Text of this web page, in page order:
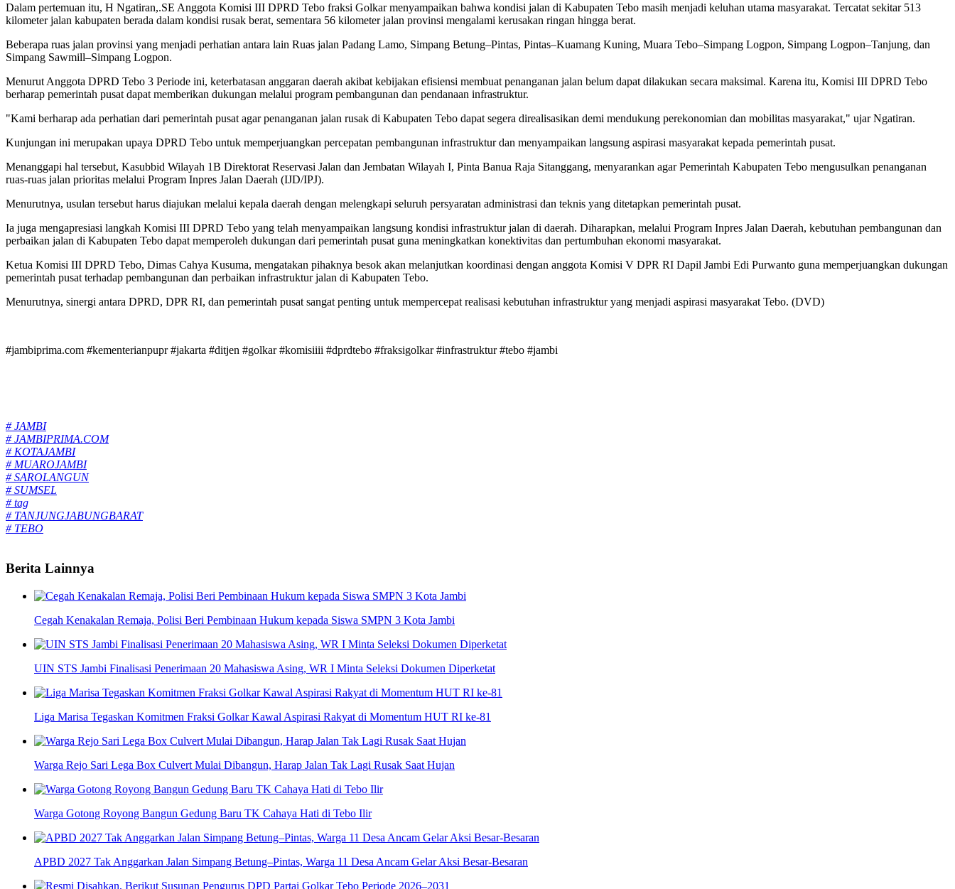
Dalam pertemuan itu, H Ngatiran,.SE Anggota Komisi III DPRD Tebo fraksi Golkar menyampaikan bahwa kondisi jalan di Kabupaten Tebo masih menjadi keluhan utama masyarakat. Tercatat sekitar 513
kilometer jalan kabupaten berada dalam kondisi rusak berat, sementara 56 kilometer jalan provinsi mengalami kerusakan ringan hingga berat.
Beberapa ruas jalan provinsi yang menjadi perhatian antara lain Ruas jalan Padang Lamo, Simpang Betung–Pintas, Pintas–Kuamang Kuning, Muara Tebo–Simpang Logpon, Simpang Logpon–Tanjung, dan
Simpang Sawmill–Simpang Logpon.
Menurut Anggota DPRD Tebo 3 Periode ini, keterbatasan anggaran daerah akibat kebijakan efisiensi membuat penanganan jalan belum dapat dilakukan secara maksimal. Karena itu, Komisi III DPRD Tebo
berharap pemerintah pusat dapat memberikan dukungan melalui program pembangunan dan pendanaan infrastruktur.
"Kami berharap ada perhatian dari pemerintah pusat agar penanganan jalan rusak di Kabupaten Tebo dapat segera direalisasikan demi mendukung perekonomian dan mobilitas masyarakat," ujar Ngatiran.
Kunjungan ini merupakan upaya DPRD Tebo untuk memperjuangkan percepatan pembangunan infrastruktur dan menyampaikan langsung aspirasi masyarakat kepada pemerintah pusat.
Menanggapi hal tersebut, Kasubbid Wilayah 1B Direktorat Reservasi Jalan dan Jembatan Wilayah I, Pinta Banua Raja Sitanggang, menyarankan agar Pemerintah Kabupaten Tebo mengusulkan penanganan
ruas-ruas jalan prioritas melalui Program Inpres Jalan Daerah (IJD/IPJ).
Menurutnya, usulan tersebut harus diajukan melalui kepala daerah dengan melengkapi seluruh persyaratan administrasi dan teknis yang ditetapkan pemerintah pusat.
Ia juga mengapresiasi langkah Komisi III DPRD Tebo yang telah menyampaikan langsung kondisi infrastruktur jalan di daerah. Diharapkan, melalui Program Inpres Jalan Daerah, kebutuhan pembangunan dan
perbaikan jalan di Kabupaten Tebo dapat memperoleh dukungan dari pemerintah pusat guna meningkatkan konektivitas dan pertumbuhan ekonomi masyarakat.
Ketua Komisi III DPRD Tebo, Dimas Cahya Kusuma, mengatakan pihaknya besok akan melanjutkan koordinasi dengan anggota Komisi V DPR RI Dapil Jambi Edi Purwanto guna memperjuangkan dukungan
pemerintah pusat terhadap pembangunan dan perbaikan infrastruktur jalan di Kabupaten Tebo.
Menurutnya, sinergi antara DPRD, DPR RI, dan pemerintah pusat sangat penting untuk mempercepat realisasi kebutuhan infrastruktur yang menjadi aspirasi masyarakat Tebo. (DVD)
#jambiprima.com #kementerianpupr #jakarta #ditjen #golkar #komisiiii #dprdtebo #fraksigolkar #infrastruktur #tebo #jambi
# JAMBI
# JAMBIPRIMA.COM
# KOTAJAMBI
# MUAROJAMBI
# SAROLANGUN
# SUMSEL
# tag
# TANJUNGJABUNGBARAT
# TEBO
Berita Lainnya
Cegah Kenakalan Remaja, Polisi Beri Pembinaan Hukum kepada Siswa SMPN 3 Kota Jambi
UIN STS Jambi Finalisasi Penerimaan 20 Mahasiswa Asing, WR I Minta Seleksi Dokumen Diperketat
Liga Marisa Tegaskan Komitmen Fraksi Golkar Kawal Aspirasi Rakyat di Momentum HUT RI ke-81
Warga Rejo Sari Lega Box Culvert Mulai Dibangun, Harap Jalan Tak Lagi Rusak Saat Hujan
Warga Gotong Royong Bangun Gedung Baru TK Cahaya Hati di Tebo Ilir
APBD 2027 Tak Anggarkan Jalan Simpang Betung–Pintas, Warga 11 Desa Ancam Gelar Aksi Besar-Besaran